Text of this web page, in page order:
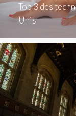
Top 3 des
Unis